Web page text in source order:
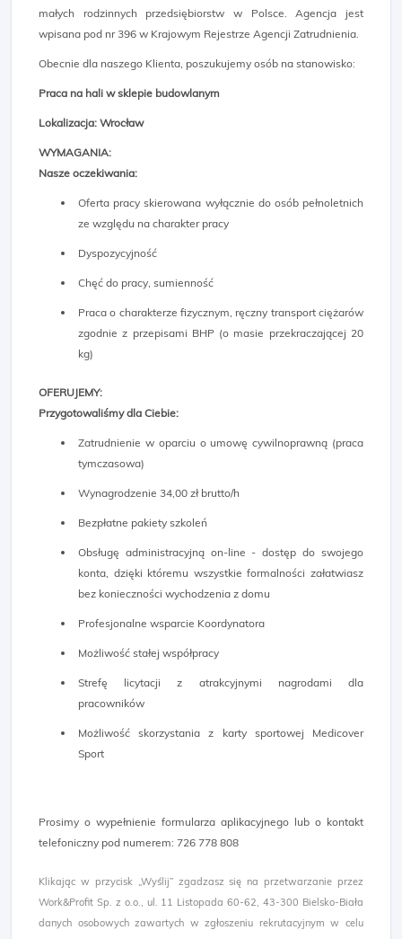
małych rodzinnych przedsiębiorstw w Polsce. Agencja jest
wpisana pod nr 396 w Krajowym Rejestrze Agencji Zatrudnienia.
Obecnie dla naszego Klienta, poszukujemy osób na stanowisko:
Praca na hali w sklepie budowlanym
Lokalizacja: Wrocław
WYMAGANIA:
Nasze oczekiwania:
Oferta pracy skierowana wyłącznie do osób pełnoletnich
ze względu na charakter pracy
Dyspozycyjność
Chęć do pracy, sumienność
Praca o charakterze fizycznym, ręczny transport ciężarów
zgodnie z przepisami BHP (o masie przekraczającej 20
kg)
OFERUJEMY:
Przygotowaliśmy dla Ciebie:
Zatrudnienie w oparciu o umowę cywilnoprawną (praca
tymczasowa)
Wynagrodzenie 34,00 zł brutto/h
Bezpłatne pakiety szkoleń
Obsługę administracyjną on-line - dostęp do swojego
konta, dzięki któremu wszystkie formalności załatwiasz
bez konieczności wychodzenia z domu
Profesjonalne wsparcie Koordynatora
Możliwość stałej współpracy
Strefę licytacji z atrakcyjnymi nagrodami dla
pracowników
Możliwość skorzystania z karty sportowej Medicover
Sport
Prosimy o wypełnienie formularza aplikacyjnego lub o kontakt
telefoniczny pod numerem: 726 778 808
Klikając w przycisk „Wyślij” zgadzasz się na przetwarzanie przez
Work&Profit Sp. z o.o., ul. 11 Listopada 60-62, 43-300 Bielsko-Biała
danych osobowych zawartych w zgłoszeniu rekrutacyjnym w celu